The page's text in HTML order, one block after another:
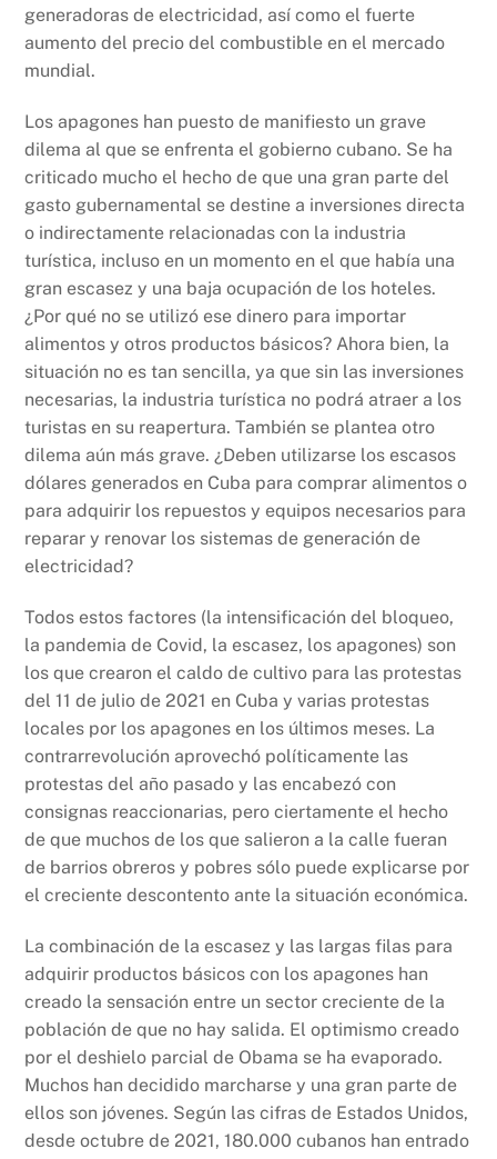
generadoras de electricidad, así como el fuerte
aumento del precio del combustible en el mercado
mundial.
Los apagones han puesto de manifiesto un grave
dilema al que se enfrenta el gobierno cubano. Se ha
criticado mucho el hecho de que una gran parte del
gasto gubernamental se destine a inversiones directa
o indirectamente relacionadas con la industria
turística, incluso en un momento en el que había una
gran escasez y una baja ocupación de los hoteles.
¿Por qué no se utilizó ese dinero para importar
alimentos y otros productos básicos? Ahora bien, la
situación no es tan sencilla, ya que sin las inversiones
necesarias, la industria turística no podrá atraer a los
turistas en su reapertura. También se plantea otro
dilema aún más grave. ¿Deben utilizarse los escasos
dólares generados en Cuba para comprar alimentos o
para adquirir los repuestos y equipos necesarios para
reparar y renovar los sistemas de generación de
electricidad?
Todos estos factores (la intensificación del bloqueo,
la pandemia de Covid, la escasez, los apagones) son
los que crearon el caldo de cultivo para las protestas
del 11 de julio de 2021 en Cuba y varias protestas
locales por los apagones en los últimos meses. La
contrarrevolución aprovechó políticamente las
protestas del año pasado y las encabezó con
consignas reaccionarias, pero ciertamente el hecho
de que muchos de los que salieron a la calle fueran
de barrios obreros y pobres sólo puede explicarse por
el creciente descontento ante la situación económica.
La combinación de la escasez y las largas filas para
adquirir productos básicos con los apagones han
creado la sensación entre un sector creciente de la
población de que no hay salida. El optimismo creado
por el deshielo parcial de Obama se ha evaporado.
Muchos han decidido marcharse y una gran parte de
ellos son jóvenes. Según las cifras de Estados Unidos,
desde octubre de 2021, 180.000 cubanos han entrado